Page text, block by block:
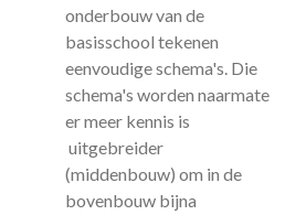
onderbouw van de
basisschool tekenen
eenvoudige schema's. Die
schema's worden naarmate
er meer kennis is
uitgebreider
(middenbouw) om in de
bovenbouw bijna